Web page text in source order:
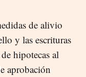
de alivio
y las escrituras
de hipotecas al
aprobación